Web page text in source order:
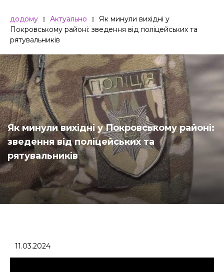
додому Актуально
Як минули вихідні у
Покровському районі: зведення від поліцейських та
рятувальників
Як минули вихідні у Покровському районі:
зведення від поліцейських та
рятувальників
11.03.2024